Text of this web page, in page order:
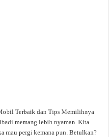
Terbaik dan Tips Memilihnya
memang lebih nyaman. Kita
mau pergi kemana pun. Betulkan?